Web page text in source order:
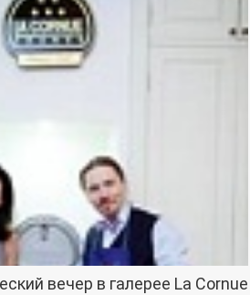
вечер в галерее La Cornue